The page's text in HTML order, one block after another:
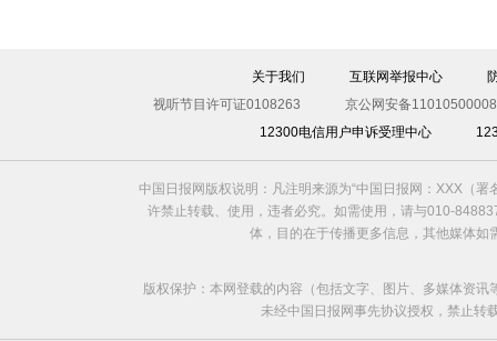
关于我们 互联网举报中心
视听节目许可证0108263
京公网安备
12300电信用户申诉受理中心
中国日报网版权说明：凡注明来源为“中国日报网：XXX（
许禁止转载、使用，违者必究。如需使用，请与010-
体，目的在于传播更多信息，其他媒体
版权保护：本网登载的内容（包括文字、图片、多媒体资
未经中国日报网事先协议授权，禁止转